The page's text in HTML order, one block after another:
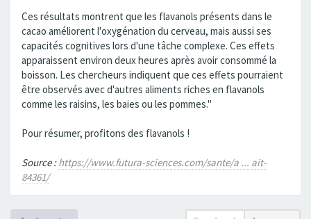
Ces résultats montrent que les flavanols présents dans le
cacao améliorent l'oxygénation du cerveau, mais aussi ses
capacités cognitives lors d'une tâche complexe. Ces effets
apparaissent environ deux heures après avoir consommé la
boisson. Les chercheurs indiquent que ces effets pourraient
être observés avec d'autres aliments riches en flavanols
comme les raisins, les baies ou les pommes."
Pour résumer, profitons des flavanols !
Source :https://www.futura-sciences.com/sante/a ... ait-
84361/